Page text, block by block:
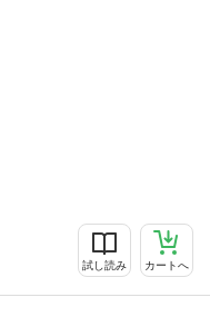
試し読み カートへ